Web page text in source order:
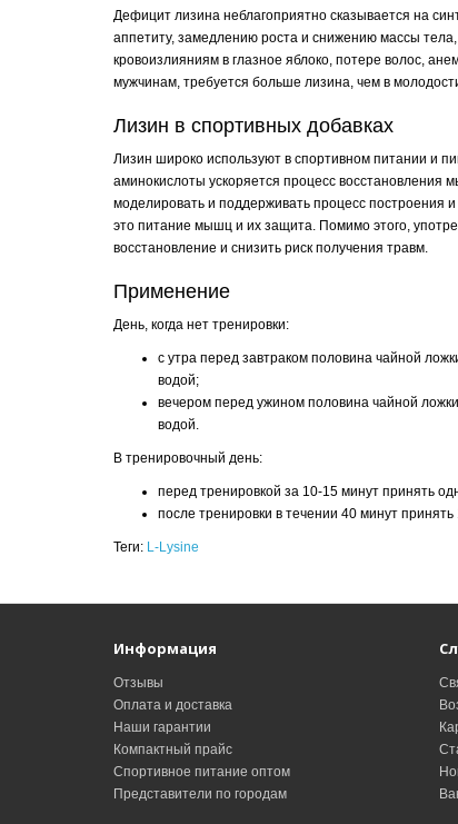
Дефицит лизина неблагоприятно сказывается на
аппетиту, замедлению роста и снижению массы
кровоизлияниям в глазное яблоко, потере волос,
мужчинам, требуется больше лизина, чем в
Лизин в спортивных добавках
Лизин широко используют в спортивном питании и
аминокислоты ускоряется процесс восстановления
моделировать и поддерживать процесс
это питание мышц и их защита. Помимо этого,
восстановление и снизить риск получения травм.
Применение
День, когда нет тренировки:
с утра перед завтраком половина чайной
водой;
вечером перед ужином половина чайной
водой.
В тренировочный день:
перед тренировкой за 10-15 минут принять
после тренировки в течении 40 минут
Теги: L-Lysine
Информация
Отзывы
Оплата и доставка
Наши гарантии
Компактный прайс
Спортивное питание оптом
Представители по городам